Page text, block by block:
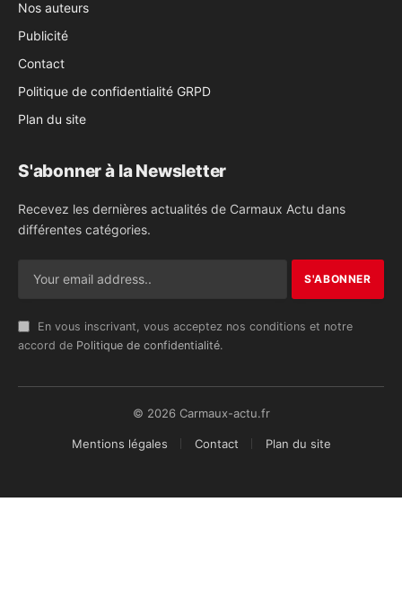
Nos auteurs
Publicité
Contact
Politique de confidentialité GRPD
Plan du site
S'abonner à la Newsletter
Recevez les dernières actualités de Carmaux Actu dans
différentes catégories.
En vous inscrivant, vous acceptez nos conditions et notre
accord de Politique de confidentialité.
© 2026 Carmaux-actu.fr
Mentions légales Contact Plan du site